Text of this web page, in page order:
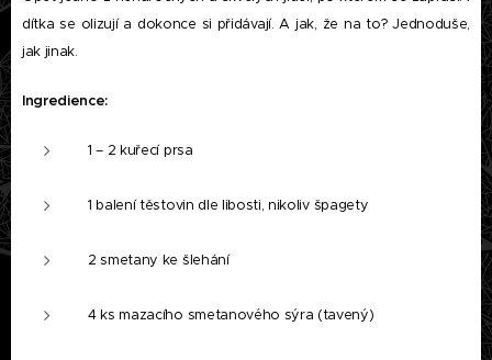
dítka se olizují a dokonce si přidávají. A jak, že na to? Jednoduše,
jak jinak.
Ingredience:
1 – 2 kuřecí prsa
1 balení těstovin dle libosti, nikoliv špagety
2 smetany ke šlehání
4 ks mazacího smetanového sýra (tavený)